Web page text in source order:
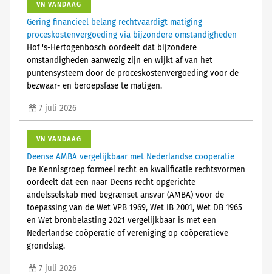
VN VANDAAG
Gering financieel belang rechtvaardigt matiging
proceskostenvergoeding via bijzondere omstandigheden
Hof 's-Hertogenbosch oordeelt dat bijzondere
omstandigheden aanwezig zijn en wijkt af van het
puntensysteem door de proceskostenvergoeding voor de
bezwaar- en beroepsfase te matigen.
7 juli 2026
VN VANDAAG
Deense AMBA vergelijkbaar met Nederlandse coöperatie
De Kennisgroep formeel recht en kwalificatie rechtsvormen
oordeelt dat een naar Deens recht opgerichte
andelsselskab med begrænset ansvar (AMBA) voor de
toepassing van de Wet VPB 1969, Wet IB 2001, Wet DB 1965
en Wet bronbelasting 2021 vergelijkbaar is met een
Nederlandse coöperatie of vereniging op coöperatieve
grondslag.
7 juli 2026